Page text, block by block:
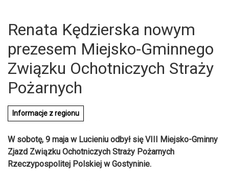
Renata Kędzierska nowym
prezesem Miejsko-Gminnego
Związku Ochotniczych Straży
Pożarnych
Informacje z regionu
W sobotę, 9 maja w Lucieniu odbył się VIII Miejsko-Gminny
Zjazd Związku Ochotniczych Straży Pożarnych
Rzeczypospolitej Polskiej w Gostyninie.